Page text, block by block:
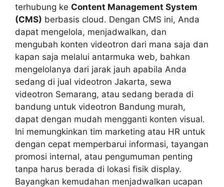
terhubung ke Content Management System
(CMS) berbasis cloud. Dengan CMS ini, Anda
dapat mengelola, menjadwalkan, dan
mengubah konten videotron dari mana saja dan
kapan saja melalui antarmuka web, bahkan
mengelolanya dari jarak jauh apabila Anda
sedang di jual videotron Jakarta, sewa
videotron Semarang, atau sedang berada di
bandung untuk videotron Bandung murah,
dapat dengan mudah mengganti konten visual.
Ini memungkinkan tim marketing atau HR untuk
dengan cepat memperbarui informasi, tayangan
promosi internal, atau pengumuman penting
tanpa harus berada di lokasi fisik display.
Bayangkan kemudahan menjadwalkan ucapan